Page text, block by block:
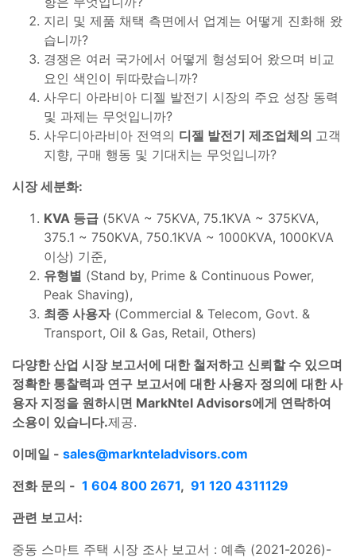
지리 및 제품 채택 측면에서 업계는 어떻게 진화해 왔
습니까?
경쟁은 여러 국가에서 어떻게 형성되어 왔으며 비교
요인 색인이 뒤따랐습니까?
사우디 아라비아 디젤 발전기 시장의 주요 성장 동력
및 과제는 무엇입니까?
사우디아라비아 전역의 디젤 발전기 제조업체의 고객
지향, 구매 행동 및 기대치는 무엇입니까?
시장 세분화:
KVA 등급 (5KVA ~ 75KVA, 75.1KVA ~ 375KVA,
375.1 ~ 750KVA, 750.1KVA ~ 1000KVA, 1000KVA
이상) 기준,
유형별 (Stand by, Prime & Continuous Power,
Peak Shaving),
최종 사용자(Commercial & Telecom, Govt. &
Transport, Oil & Gas, Retail, Others)
다양한 산업 시장 보고서에 대한 철저하고 신뢰할 수 있으며
정확한 통찰력과 연구 보고서에 대한 사용자 정의에 대한 사
용자 지정을 원하시면 MarkNtel Advisors에게 연락하여
소용이 있습니다.제공.
이메일 - sales@marknteladvisors.com
전화 문의 - 1 604 800 2671, 91 120 4311129
관련 보고서:
중동 스마트 주택 시장 조사 보고서 : 예측 (2021-2026)-